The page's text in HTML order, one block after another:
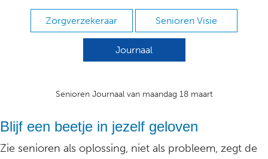
Zorgverzekeraar Senioren Visie
Journaal
Senioren Journaal van maandag 18 maart
Blijf een beetje in jezelf geloven
Zie senioren als oplossing, niet als probleem, zegt de